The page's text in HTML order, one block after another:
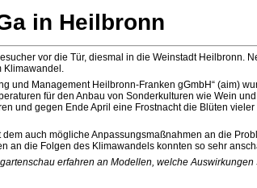
in Heilbronn
vor die Tür, diesmal in die Weinstadt
Klimawandel.
und Management Heilbronn-Franken gGmbH“ (aim)
für den Anbau von Sonderkulturen wie Wein
und gegen Ende April eine Frostnacht die Blüten
auch mögliche Anpassungsmaßnahmen an die
an die Folgen des Klimawandels konnten so sehr
erfahren an Modellen, welche